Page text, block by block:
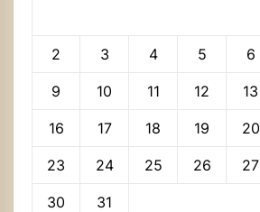
2 3 4 5 6
9 10 11 12 13
16 17 18 19 20
23 24 25 26 27
30
31